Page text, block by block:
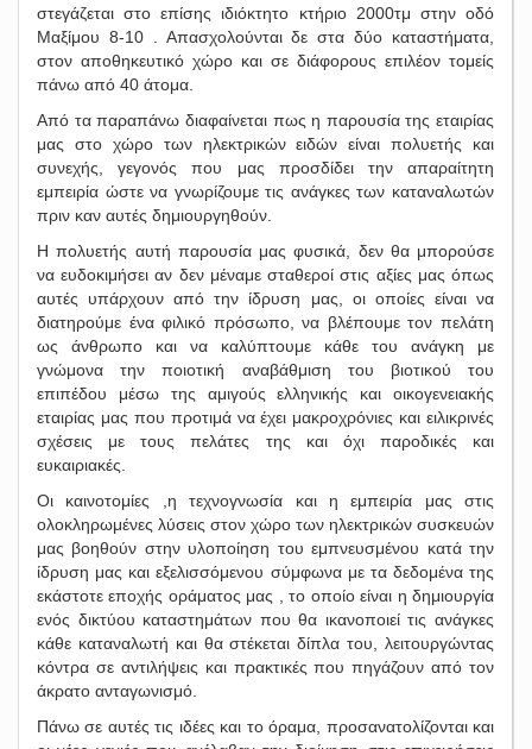
στεγάζεται στο επίσης ιδιόκτητο κτήριο 2000τμ στην οδό
Μαξίμου 8-10 . Απασχολούνται δε στα δύο καταστήματα,
στον αποθηκευτικό χώρο και σε διάφορους επιλέον τομείς
πάνω από 40 άτομα.
Από τα παραπάνω διαφαίνεται πως η παρουσία της εταιρίας
μας στο χώρο των ηλεκτρικών ειδών είναι πολυετής και
συνεχής, γεγονός που μας προσδίδει την απαραίτητη
εμπειρία ώστε να γνωρίζουμε τις ανάγκες των καταναλωτών
πριν καν αυτές δημιουργηθούν.
Η πολυετής αυτή παρουσία μας φυσικά, δεν θα μπορούσε
να ευδοκιμήσει αν δεν μέναμε σταθεροί στις αξίες μας όπως
αυτές υπάρχουν από την ίδρυση μας, οι οποίες είναι να
διατηρούμε ένα φιλικό πρόσωπο, να βλέπουμε τον πελάτη
ως άνθρωπο και να καλύπτουμε κάθε του ανάγκη με
γνώμονα την ποιοτική αναβάθμιση του βιοτικού του
επιπέδου μέσω της αμιγούς ελληνικής και οικογενειακής
εταιρίας μας που προτιμά να έχει μακροχρόνιες και ειλικρινές
σχέσεις με τους πελάτες της και όχι παροδικές και
ευκαιριακές.
Οι καινοτομίες ,η τεχνογνωσία και η εμπειρία μας στις
ολοκληρωμένες λύσεις στον χώρο των ηλεκτρικών συσκευών
μας βοηθούν στην υλοποίηση του εμπνευσμένου κατά την
ίδρυση μας και εξελισσόμενου σύμφωνα με τα δεδομένα της
εκάστοτε εποχής οράματος μας , το οποίο είναι η δημιουργία
ενός δικτύου καταστημάτων που θα ικανοποιεί τις ανάγκες
κάθε καταναλωτή και θα στέκεται δίπλα του, λειτουργώντας
κόντρα σε αντιλήψεις και πρακτικές που πηγάζουν από τον
άκρατο ανταγωνισμό.
Πάνω σε αυτές τις ιδέες και το όραμα, προσανατολίζονται και